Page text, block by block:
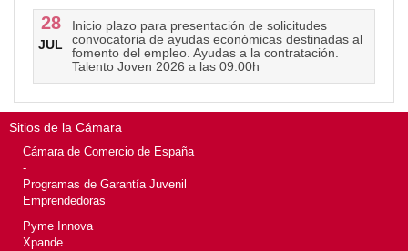
28
JUL
Inicio plazo para presentación de solicitudes
convocatoria de ayudas económicas destinadas al
fomento del empleo. Ayudas a la contratación.
Talento Joven 2026 a las 09:00h
Sitios de la Cámara
Cámara de Comercio de España
-
Programas de Garantía Juvenil
Emprendedoras
Pyme Innova
Xpande